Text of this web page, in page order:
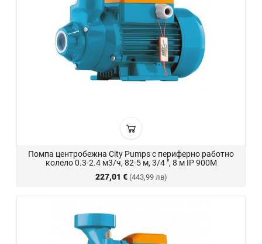
Помпа центробежна City Pumps с периферно работно
колело 0.3-2.4 м3/ч, 82-5 м, 3/4 ", 8 м IP 900M
227,01 € (443,99 лв)